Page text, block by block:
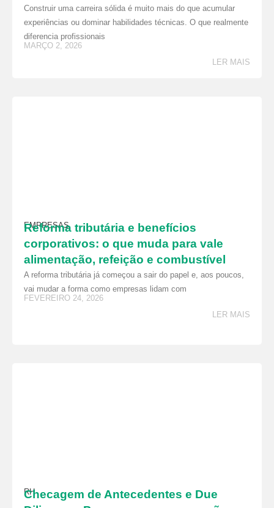
Construir uma carreira sólida é muito mais do que acumular
experiências ou dominar habilidades técnicas. O que realmente
diferencia profissionais
MARÇO 2, 2026
LER MAIS
EMPRESAS
Reforma tributária e benefícios
corporativos: o que muda para vale
alimentação, refeição e combustível
A reforma tributária já começou a sair do papel e, aos poucos,
vai mudar a forma como empresas lidam com
FEVEREIRO 24, 2026
LER MAIS
RH
Checagem de Antecedentes e Due